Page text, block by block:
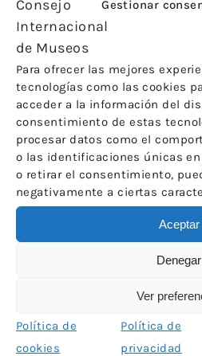
Gestionar
Para ofrecer las mejores
tecnologías como las cookies
acceder a la información del
consentimiento de estas
procesar datos como el
o las identificaciones únicas
o retirar el consentimiento,
negativamente a ciertas
Aceptar
Denegar
Ver
Política de
cookies
Política de
privacidad
Solidaridad 2021
Comunicados y
PorICOM-CE 26 de octubre
DATOS
22 de octubre